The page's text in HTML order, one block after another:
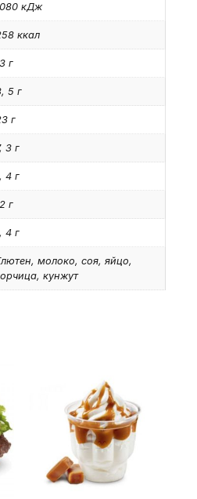
кДж
ккал
г
5 г
г
3 г
4 г
г
4 г
молоко, соя, яйцо,
кунжут